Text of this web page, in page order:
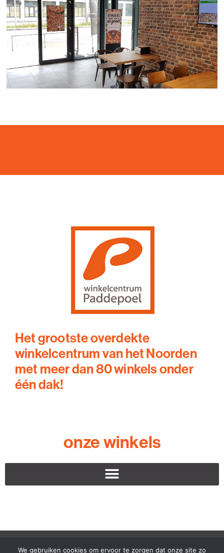
Het grootste overdekte
winkelcentrum van het Noorden
met meer dan 80 winkels onder
één dak!
onze winkels
Winkelcentrum Paddepoel ©2023 – alle rechten voorbehouden
We gebruiken cookies om ervoor te zorgen dat onze site zo